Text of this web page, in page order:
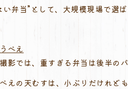
弁当”として、大規模現場で選ば
べえ
影では、重すぎる弁当は後半の
えの天むすは、小ぶりだけれども